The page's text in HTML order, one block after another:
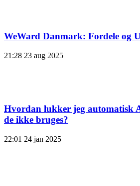
WeWard Danmark: Fordele og
21:28 23 aug 2025
Hvordan lukker jeg automatisk
de ikke bruges?
22:01 24 jan 2025